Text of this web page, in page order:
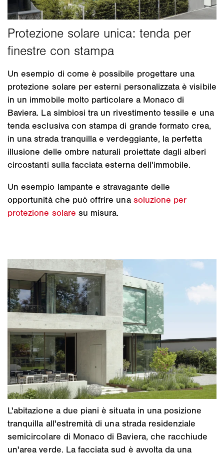
Un esempio di come è possibile progettare una
protezione solare per esterni personalizzata è visibile
in un immobile molto particolare a Monaco di
Baviera. La simbiosi tra un rivestimento tessile e una
tenda esclusiva con stampa di grande formato crea,
in una strada tranquilla e verdeggiante, la perfetta
illusione delle ombre naturali proiettate dagli alberi
circostanti sulla facciata esterna dell'immobile.
Un esempio lampante e stravagante delle
opportunità che può offrire una soluzione per
protezione solare su misura.
L'abitazione a due piani è situata in una posizione
tranquilla all'estremità di una strada residenziale
semicircolare di Monaco di Baviera, che racchiude
un'area verde. La facciata sud è avvolta da una